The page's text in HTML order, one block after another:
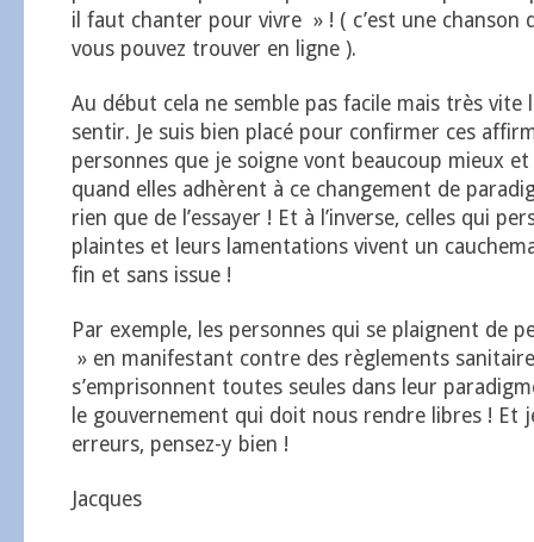
il faut chanter pour vivre » ! ( c’est une chanson
vous pouvez trouver en ligne ).
Au début cela ne semble pas facile mais très
sentir. Je suis bien placé pour confirmer ces
personnes que je soigne vont beaucoup mieux
quand elles adhèrent à ce changement de
rien que de l’essayer ! Et à l’inverse, celles qui
plaintes et leurs lamentations vivent un
fin et sans issue !
Par exemple, les personnes qui se plaignent de
» en manifestant contre des règlements
s’emprisonnent toutes seules dans leur
le gouvernement qui doit nous rendre libres ! Et
erreurs, pensez-y bien !
Jacques